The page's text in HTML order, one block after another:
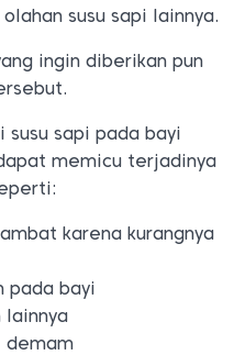
susu sapi lainnya.
ingin diberikan pun
sapi pada bayi
memicu terjadinya
karena kurangnya
pada bayi
lainnya
demam